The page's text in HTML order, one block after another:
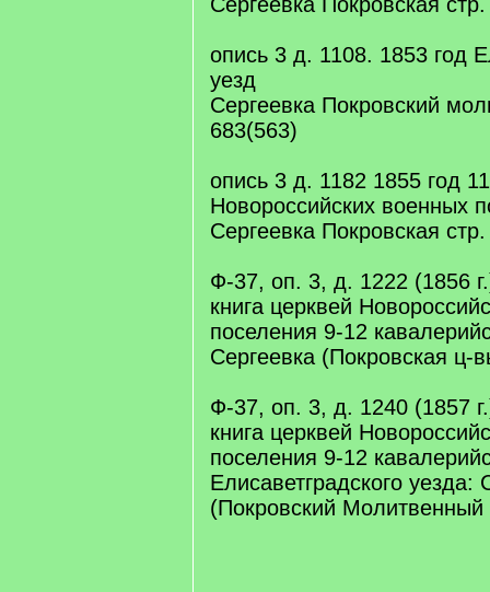
опись 3 д. 1108. 1853 год
уезд
Сергеевка Покровский
683(563)
опись 3 д. 1182 1855 год
Новороссийских военных
Сергеевка Покровская
Ф-37, оп. 3, д. 1222 (1856
книга церквей
поселения 9-12
Сергеевка (Покровская ц-
Ф-37, оп. 3, д. 1240 (1857
книга церквей
поселения 9-12
Елисаветградского уезда:
(Покровский